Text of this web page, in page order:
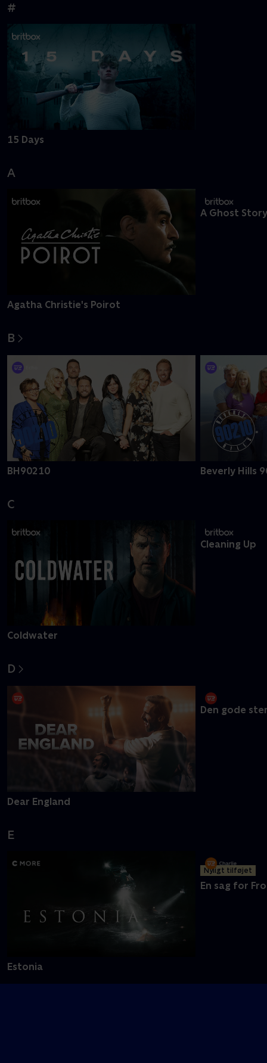
#
15 Days
A
Agatha Christie's Poirot
A Ghost
B
BH90210 Beverly Hills
C
Coldwater
Cleaning Up
D
Dear England
Den gode
E
Estonia
Nyligt tilføjet
En sag for